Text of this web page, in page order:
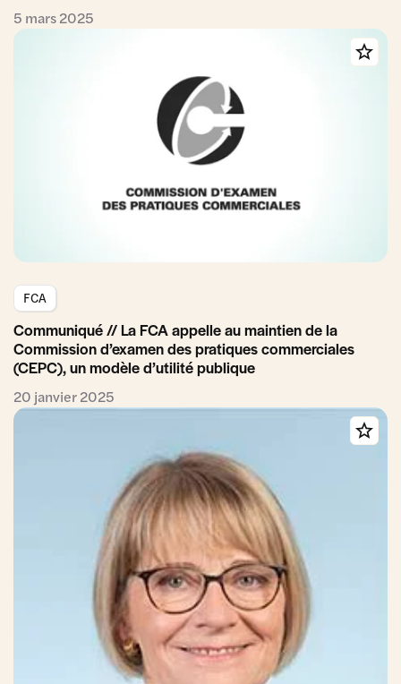
5 mars 2025
FCA
Communiqué // La FCA appelle au maintien de la
Commission d’examen des pratiques commerciales
(CEPC), un modèle d’utilité publique
20 janvier 2025